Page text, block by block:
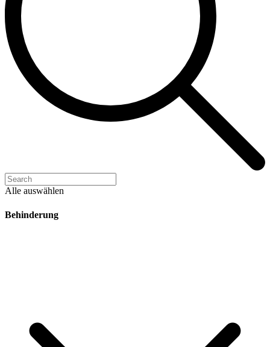
Alle auswählen
Behinderung